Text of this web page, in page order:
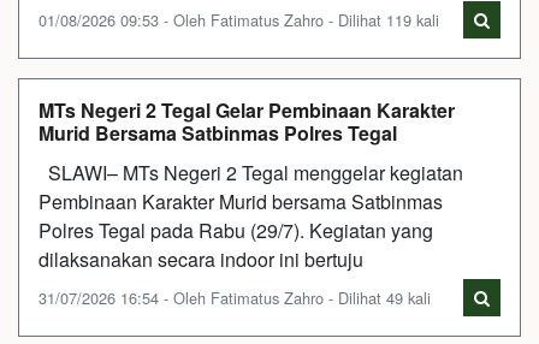
01/08/2026 09:53 - Oleh Fatimatus Zahro - Dilihat 119 kali
MTs Negeri 2 Tegal Gelar Pembinaan Karakter
Murid Bersama Satbinmas Polres Tegal
SLAWI– MTs Negeri 2 Tegal menggelar kegiatan
Pembinaan Karakter Murid bersama Satbinmas
Polres Tegal pada Rabu (29/7). Kegiatan yang
dilaksanakan secara indoor ini bertuju
31/07/2026 16:54 - Oleh Fatimatus Zahro - Dilihat 49 kali